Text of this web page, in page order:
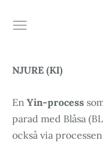
NJURE (KI)
En Yin-process
parad med Blåsa
också via